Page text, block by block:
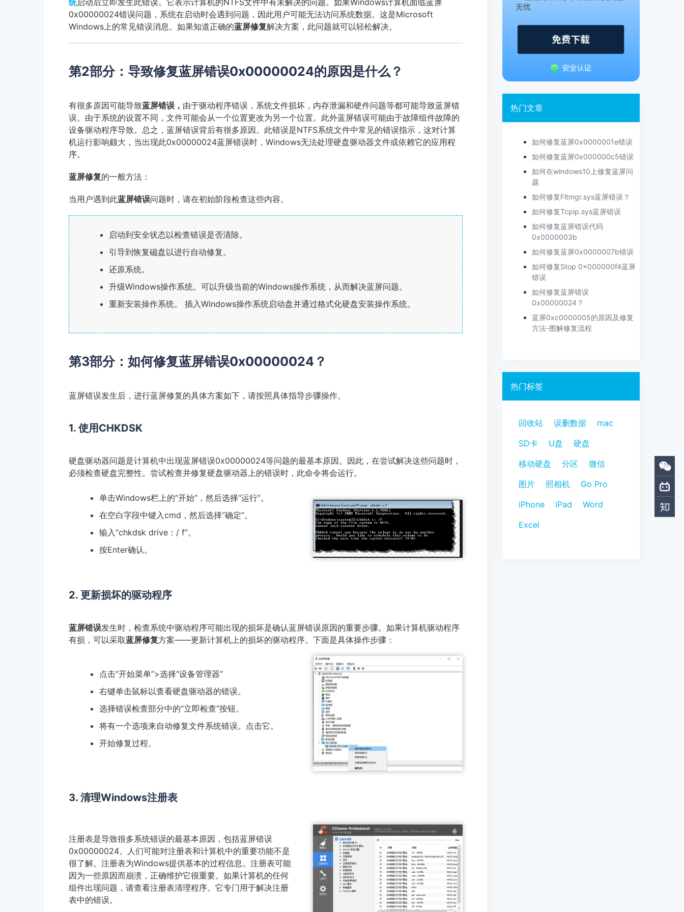
统启动后立即发生此错误。它表示计算机的NTFS文件中有未解决的问题。如果Windows计算机面临蓝屏
0x00000024错误问题，系统在启动时会遇到问题，因此用户可能无法访问系统数据。这是Microsoft
Windows上的常见错误消息。如果知道正确的蓝屏修复解决方案，此问题就可以轻松解决。
第2部分：导致修复蓝屏错误0x00000024的原因是什么？
有很多原因可能导致蓝屏错误， 由于驱动程序错误，系统文件损坏，内存泄漏和硬件问题等都可能导致蓝屏错
误。由于系统的设置不同，文件可能会从一个位置更改为另一个位置。此外蓝屏错误可能由于故障组件故障的
设备驱动程序导致。总之，蓝屏错误背后有很多原因。此错误是NTFS系统文件中常见的错误指示，这对计算
机运行影响颇大，当出现此0x00000024蓝屏错误时，Windows无法处理硬盘驱动器文件或依赖它的应用程
序。
蓝屏修复的一般方法：
当用户遇到此蓝屏错误问题时，请在初始阶段检查这些内容。
启动到安全状态以检查错误是否清除。
引导到恢复磁盘以进行自动修复。
还原系统。
升级Windows操作系统。可以升级当前的Windows操作系统，从而解决蓝屏问题。
重新安装操作系统。 插入Windows操作系统启动盘并通过格式化硬盘安装操作系统。
第3部分：如何修复蓝屏错误0x00000024？
蓝屏错误发生后，进行蓝屏修复的具体方案如下，请按照具体指导步骤操作。
1. 使用CHKDSK
硬盘驱动器问题是计算机中出现蓝屏错误0x00000024等问题的最基本原因。因此，在尝试解决这些问题时，
必须检查硬盘完整性。尝试检查并修复硬盘驱动器上的错误时，此命令将会运行。
单击Windows栏上的“开始”，然后选择“运行”。
在空白字段中键入cmd，然后选择“确定”。
输入“chkdsk drive：/ f”。
按Enter确认。
2. 更新损坏的驱动程序
蓝屏错误发生时，检查系统中驱动程序可能出现的损坏是确认蓝屏错误原因的重要步骤。如果计算机驱动程序
有损，可以采取蓝屏修复方案——更新计算机上的损坏的驱动程序。下面是具体操作步骤：
点击“开始菜单”>选择“设备管理器”
右键单击鼠标以查看硬盘驱动器的错误。
选择错误检查部分中的“立即检查”按钮。
将有一个选项来自动修复文件系统错误。点击它。
开始修复过程。
3. 清理Windows注册表
注册表是导致很多系统错误的最基本原因，包括蓝屏错误
0x00000024。人们可能对注册表和计算机中的重要功能不是
很了解。注册表为Windows提供基本的过程信息。注册表可能
因为一些原因而崩溃，正确维护它很重要。如果计算机的任何
组件出现问题，请查看注册表清理程序。它专门用于解决注册
表中的错误。
热门文章
如何修复蓝屏0x0000001e错误
如何修复蓝屏0x000000c5错误
如何在windows10上修复蓝屏问
题
如何修复Fltmgr.sys蓝屏错误？
如何修复Tcpip.sys蓝屏错误
如何修复蓝屏错误代码
0x0000003b
如何修复蓝屏0x0000007b错误
如何修复Stop 0x000000f4蓝屏
错误
如何修复蓝屏错误
0x00000024？
蓝屏0xc0000005的原因及修复
方法-图解修复流程
热门标签
回收站 误删数据
mac
SD卡
U盘
硬盘
移动硬盘
分区
微信
图片
照相机
Go Pro
iPhone
iPad
Word
Excel